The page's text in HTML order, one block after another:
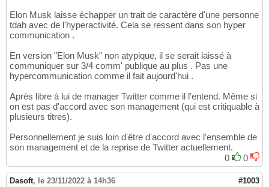
Elon Musk laisse échapper un trait de caractère d'une personne
tdah avec de l'hyperactivité. Cela se ressent dans son hyper
communication .
En version "Elon Musk" non atypique, il se serait laissé à
communiquer sur 3/4 comm' publique au plus . Pas une
hypercommunication comme il fait aujourd'hui .
Après libre à lui de manager Twitter comme il l'entend. Même si
on est pas d'accord avec son management (qui est critiquable à
plusieurs titres).
Personnellement je suis loin d'être d'accord avec l'ensemble de
son management et de la reprise de Twitter actuellement.
0
0
Dasoft, le 23/11/2022 à 14h36 #1003